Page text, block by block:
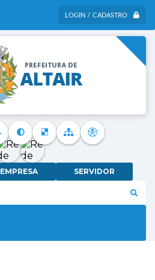
LOGIN / CADASTRO
EMPRESA SERVIDOR